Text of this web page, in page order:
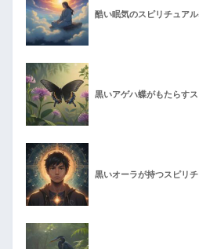
酷い眠気のスピリチュア
黒いアゲハ蝶がもたらす
黒いオーラが持つスピリ